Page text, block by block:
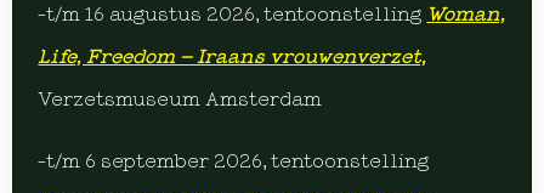
-t/m 16 augustus 2026, tentoonstelling Woman,
Life, Freedom – Iraans vrouwenverzet,
Verzetsmuseum Amsterdam
-t/m 6 september 2026, tentoonstelling